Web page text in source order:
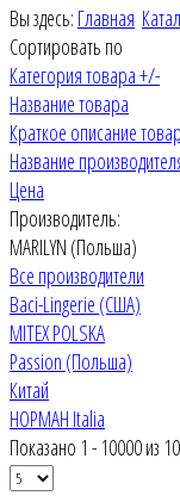
Вы здесь: Главная
Сортировать по
Категория товара +/-
Название товара
Краткое описание
Название
Цена
Производитель:
MARILYN (Польша)
Все производители
Baci-Lingerie (США)
MITEX POLSKA
Passion (Польша)
Китай
НОРМАН Italia
Показано 1 - 10000 из